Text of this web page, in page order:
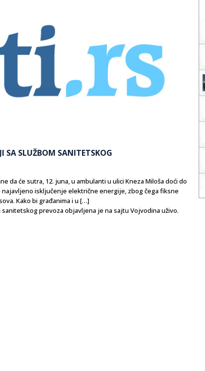
SA SLUŽBOM SANITETSKOG
da će sutra, 12. juna, u ambulanti u ulici Kneza Miloša doći do
isključenje električne energije, zbog čega fiksne
Kako bi građanima i u […]
prevoza objavljena je na sajtu Vojvodina uživo.